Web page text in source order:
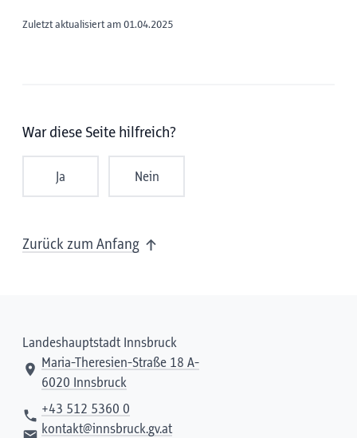
Zuletzt aktualisiert am 01.04.2025
War diese Seite hilfreich?
Ja Nein
Zurück zum Anfang
Landeshauptstadt Innsbruck
Maria-Theresien-Straße 18 A-
6020 Innsbruck
+43 512 5360 0
kontakt@innsbruck.gv.at